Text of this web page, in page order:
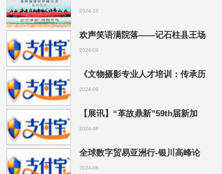
2024-10
欢声笑语满院落——记石柱县王场
2024-09
《文物摄影专业人才培训：传承历
2024-09
【展讯】“革故鼎新”59th届新加
2024-08
全球数字贸易亚洲行-银川高峰论
2024-08